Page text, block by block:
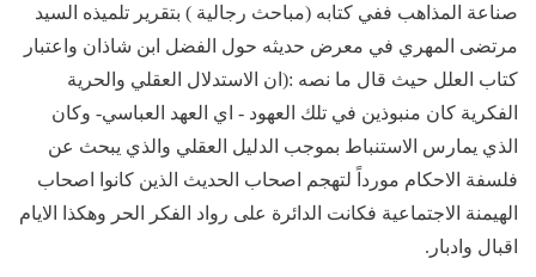
صناعة المذاهب ففي كتابه (مباحث رجالية ) بتقرير تلميذه السيد
مرتضى المهري في معرض حديثه حول الفضل ابن شاذان واعتبار
كتاب العلل حيث قال ما نصه :(ان الاستدلال العقلي والحرية
الفكرية كان منبوذين في تلك العهود - اي العهد العباسي- وكان
الذي يمارس الاستنباط بموجب الدليل العقلي والذي يبحث عن
فلسفة الاحكام مورداً لتهجم اصحاب الحديث الذين كانوا اصحاب
الهيمنة الاجتماعية فكانت الدائرة على رواد الفكر الحر وهكذا الايام
اقبال وادبار.